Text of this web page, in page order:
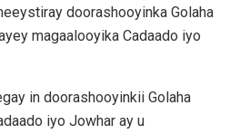
doorashooyinka Golaha
magaalooyika Cadaado iyo
in doorashooyinkii Golaha
iyo Jowhar ay u